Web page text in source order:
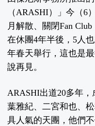
（ARASHI）」今（6
月解散、關閉Fan
在休團4年半後，5人
年春天舉行，這也是
說再見。
ARASHI出道20多年
葉雅紀、二宮和也、
具人氣的天團，他們